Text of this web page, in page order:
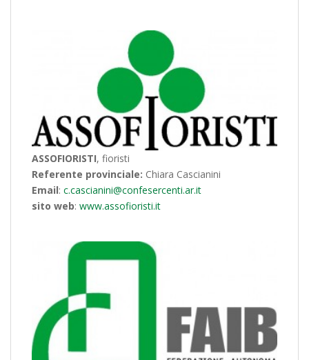
ASSOFIORISTI, fioristi
Referente provinciale: Chiara Cascianini
Email: c.cascianini@confesercenti.ar.it
sito web: www.assofioristi.it